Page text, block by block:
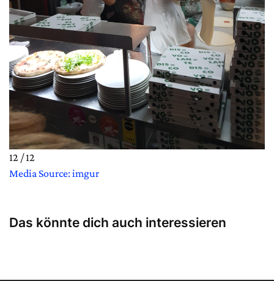
12 / 12
Media Source: imgur
Das könnte dich auch interessieren